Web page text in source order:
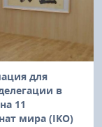
для
в
11
мира (IKO)